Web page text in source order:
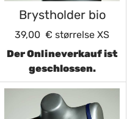
Brystholder bio
39,00 € størrelse XS
Der Onlineverkauf ist
geschlossen.